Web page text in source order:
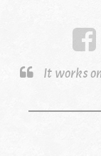
It works